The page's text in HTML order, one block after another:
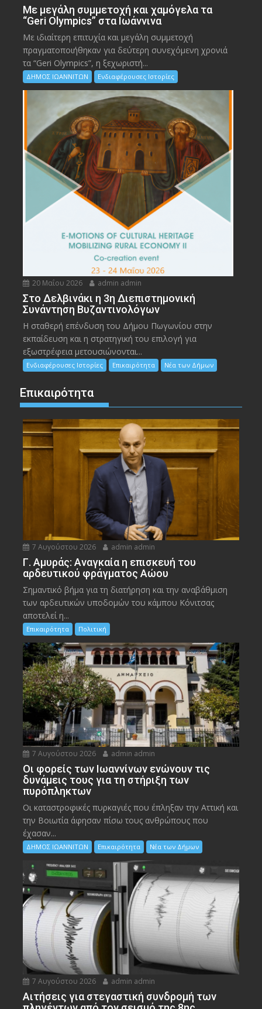
Με μεγάλη συμμετοχή και χαμόγελα τα
“Geri Olympics” στα Ιωάννινα
Με ιδιαίτερη επιτυχία και μεγάλη συμμετοχή
πραγματοποιήθηκαν για δεύτερη συνεχόμενη χρονιά
τα “Geri Olympics”, η ξεχωριστή...
ΔΗΜΟΣ ΙΩΑΝΝΙΤΩΝ Ενδιαφέρουσες Ιστορίες
20 Μαΐου 2026 admin admin
Στο Δελβινάκι η 3η Διεπιστημονική
Συνάντηση Βυζαντινολόγων
Η σταθερή επένδυση του Δήμου Πωγωνίου στην
εκπαίδευση και η στρατηγική του επιλογή για
εξωστρέφεια μετουσιώνονται...
Ενδιαφέρουσες Ιστορίες Επικαιρότητα Νέα των Δήμων
Επικαιρότητα
7 Αυγούστου 2026 admin admin
Γ. Αμυράς: Αναγκαία η επισκευή του
αρδευτικού φράγματος Αώου
Σημαντικό βήμα για τη διατήρηση και την αναβάθμιση
των αρδευτικών υποδομών του κάμπου Κόνιτσας
αποτελεί η...
Επικαιρότητα Πολιτική
7 Αυγούστου 2026 admin admin
Οι φορείς των Ιωαννίνων ενώνουν τις
δυνάμεις τους για τη στήριξη των
πυρόπληκτων
Οι καταστροφικές πυρκαγιές που έπληξαν την Αττική και
την Bοιωτία άφησαν πίσω τους ανθρώπους που
έχασαν...
ΔΗΜΟΣ ΙΩΑΝΝΙΤΩΝ Επικαιρότητα Νέα των Δήμων
7 Αυγούστου 2026 admin admin
Αιτήσεις για στεγαστική συνδρομή των